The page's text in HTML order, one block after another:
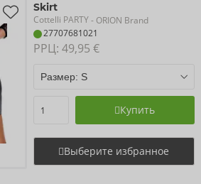
Skirt
Cottelli PARTY- ORION Brand
27707681021
РРЦ: 49,95 €
Купить
Выберите избранное